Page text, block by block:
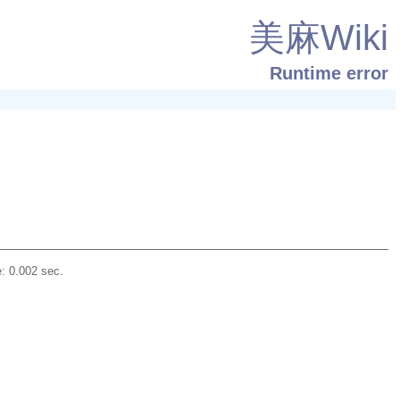
美麻Wiki
Runtime error
0.002 sec.